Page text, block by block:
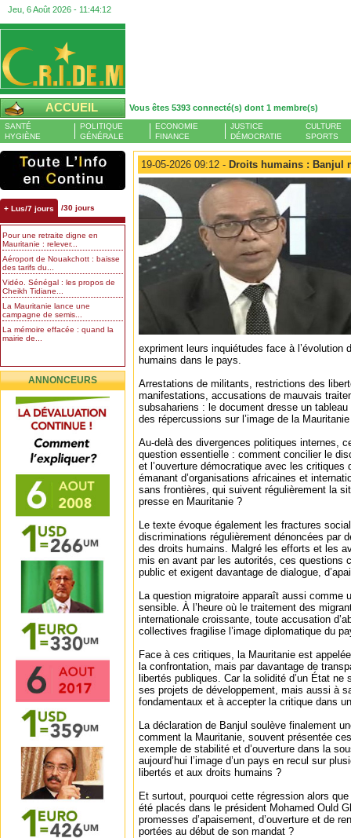
Jeu, 6 Août 2026 - 11:44:13
ACCUEIL Vous êtes 5393 connecté(s) dont 1 membre(s)
SANTÉ
HYGIÈNE
POLITIQUE
GÉNÉRALE
ECONOMIE
FINANCE
JUSTICE
DÉMOCRATIE
CULTURE
SPORTS
+ Lus/7 jours /30 jours
Pour une retraite digne en
Mauritanie : relever...
Aéroport de Nouakchott : baisse
des tarifs du...
Vidéo. Sénégal : les propos de
Cheikh Tidiane...
La Mauritanie lance une
campagne de semis...
La mémoire effacée : quand la
mairie de...
ANNONCEURS
19-05-2026 09:12 - Droits humains : Banjul
expriment leurs inquiétudes face à l’évolution
humains dans le pays.
Arrestations de militants, restrictions des
manifestations, accusations de mauvais
subsahariens : le document dresse un tableau
des répercussions sur l’image de la Mauritanie
Au-delà des divergences politiques internes,
question essentielle : comment concilier le
et l’ouverture démocratique avec les critiques
émanant d’organisations africaines et
sans frontières, qui suivent régulièrement la
presse en Mauritanie ?
Le texte évoque également les fractures
discriminations régulièrement dénoncées par
des droits humains. Malgré les efforts et les
mis en avant par les autorités, ces questions
public et exigent davantage de dialogue,
La question migratoire apparaît aussi comme
sensible. À l’heure où le traitement des
internationale croissante, toute accusation
collectives fragilise l’image diplomatique du
Face à ces critiques, la Mauritanie est
la confrontation, mais par davantage de
libertés publiques. Car la solidité d’un État ne
ses projets de développement, mais aussi à
fondamentaux et à accepter la critique dans
La déclaration de Banjul soulève finalement
comment la Mauritanie, souvent présentée
exemple de stabilité et d’ouverture dans la
aujourd’hui l’image d’un pays en recul sur
libertés et aux droits humains ?
Et surtout, pourquoi cette régression alors
été placés dans le président Mohamed Ould
promesses d’apaisement, d’ouverture et de
portées au début de son mandat ?